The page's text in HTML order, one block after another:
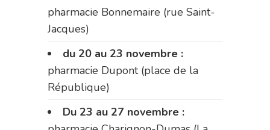
pharmacie Bonnemaire (rue Saint-
Jacques)
du 20 au 23 novembre :
pharmacie Dupont (place de la
République)
Du 23 au 27 novembre :